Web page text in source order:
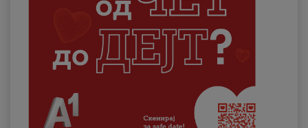
Деловни
Поддршка
Надополни кредит